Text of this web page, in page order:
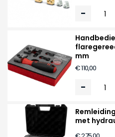
-
mm
€ 110,00
-
met